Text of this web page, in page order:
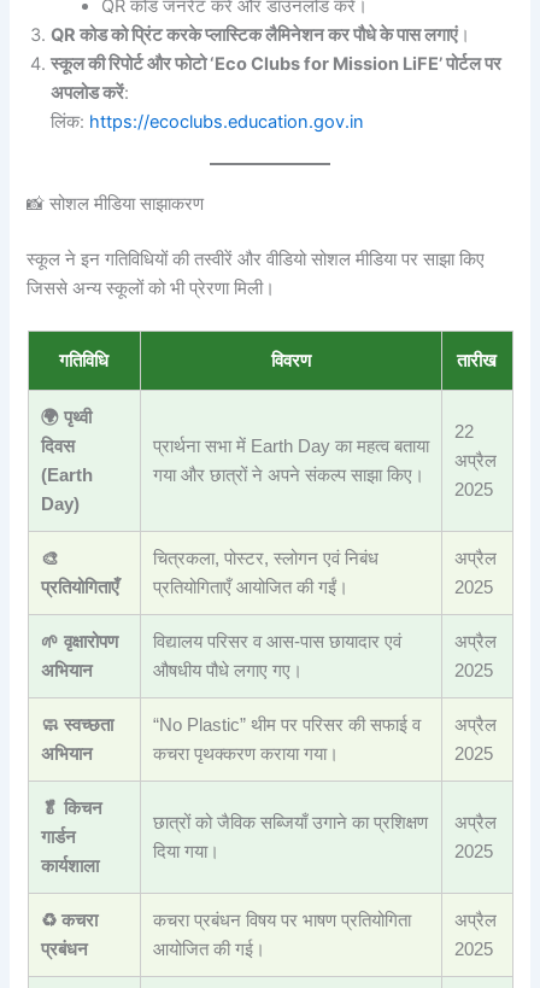
QR कोड जनरेट करें और डाउनलोड करें।
QR कोड को प्रिंट करके प्लास्टिक लैमिनेशन कर पौधे के पास लगाएं।
स्कूल की रिपोर्ट और फोटो ‘Eco Clubs for Mission LiFE’ पोर्टल पर
अपलोड करें:
लिंक: https://ecoclubs.education.gov.in
📸 सोशल मीडिया साझाकरण
स्कूल ने इन गतिविधियों की तस्वीरें और वीडियो सोशल मीडिया पर साझा किए
जिससे अन्य स्कूलों को भी प्रेरणा मिली।
गतिविधि विवरण तारीख
🌍 पृथ्वी
दिवस
(Earth
Day)
प्रार्थना सभा में Earth Day का महत्व बताया
गया और छात्रों ने अपने संकल्प साझा किए।
22
अप्रैल
2025
🎨
प्रतियोगिताएँ
चित्रकला, पोस्टर, स्लोगन एवं निबंध
प्रतियोगिताएँ आयोजित की गईं।
अप्रैल
2025
🌱 वृक्षारोपण
अभियान
विद्यालय परिसर व आस-पास छायादार एवं
औषधीय पौधे लगाए गए।
अप्रैल
2025
🧼 स्वच्छता
अभियान
“No Plastic” थीम पर परिसर की सफाई व
कचरा पृथक्करण कराया गया।
अप्रैल
2025
🥬 किचन
गार्डन
कार्यशाला
छात्रों को जैविक सब्जियाँ उगाने का प्रशिक्षण
दिया गया।
अप्रैल
2025
♻️ कचरा
प्रबंधन
कचरा प्रबंधन विषय पर भाषण प्रतियोगिता
आयोजित की गई।
अप्रैल
2025